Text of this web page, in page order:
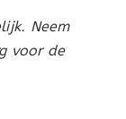
Neem
voor de